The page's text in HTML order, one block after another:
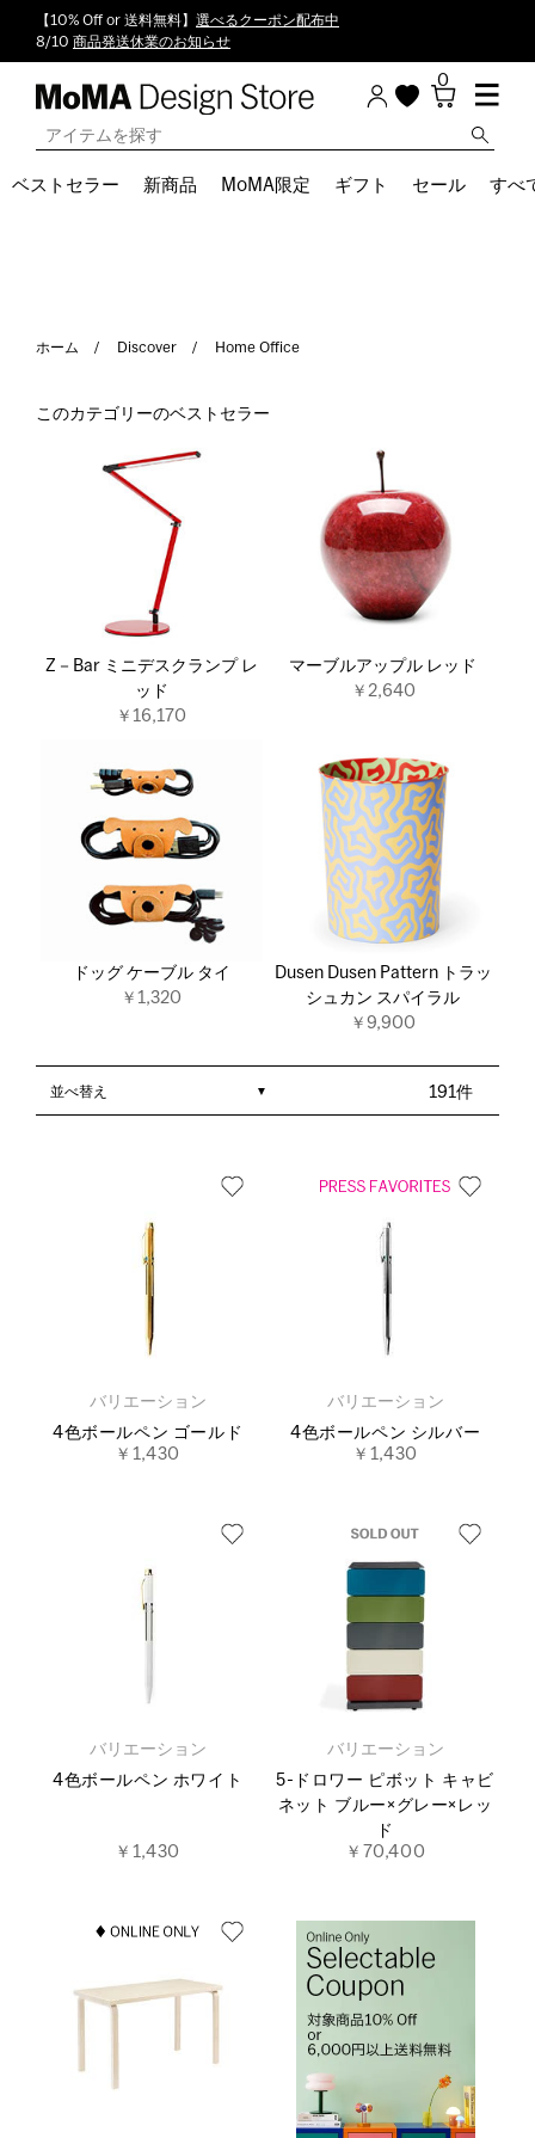
【10% Off or 送料無料】 選べるクーポン配布中
8/10 商品発送休業のお知らせ
0
ベストセラー 新商品 MoMA限定 ギフト セール すべ
ホーム Discover Home Office
このカテゴリーのベストセラー
Z－Bar ミニデスクランプ レ
ッド
￥16,170
マーブルアップル レッド
￥2,640
ドッグ ケーブル タイ
￥1,320
Dusen Dusen Pattern トラッ
シュカン スパイラル
￥9,900
191件
並べ替え
バリエーション
4色ボールペン ゴールド
￥1,430
バリエーション
4色ボールペン シルバー
￥1,430
バリエーション
4色ボールペン ホワイト
￥1,430
バリエーション
5-ドロワー ピボット キャビ
ネット ブルー×グレー×レッ
ド
￥70,400